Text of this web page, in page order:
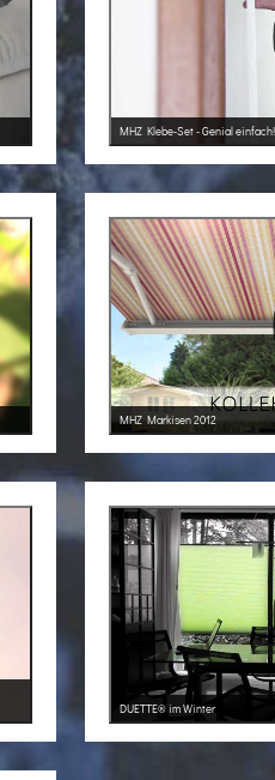
MHZ Klebe-Set - Genial einfach!
MHZ Markisen 2012
DUETTE® im Winter